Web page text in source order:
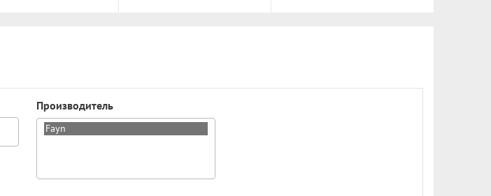
Производитель